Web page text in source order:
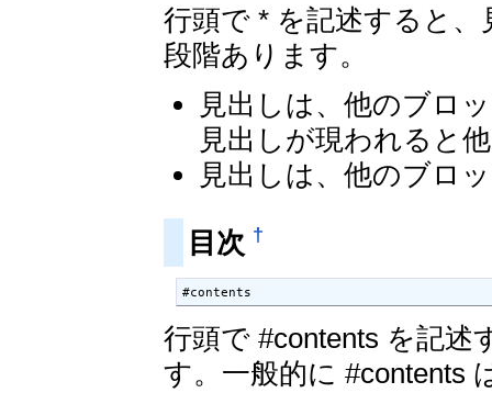
行頭で * を記述すると
段階あります。
見出しは、他のブロ
見出しが現われると
見出しは、他のブロ
目次 †
#contents
行頭で #contents を記述
す。一般的に #contents